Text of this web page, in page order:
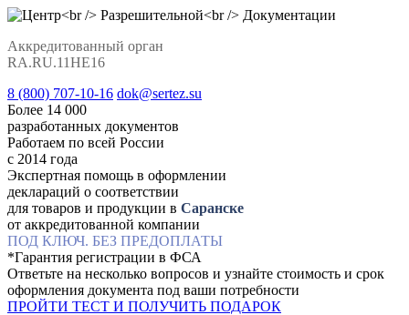
Аккредитованный орган
RA.RU.11НЕ16
8 (800) 707-10-16 dok@sertez.su
Более 14 000
разработанных документов
Работаем по всей Роcсии
с 2014 года
Экспертная помощь в оформлении
деклараций о соответствии
для товаров и продукции в Саранске
от аккредитованной компании
ПОД КЛЮЧ. БЕЗ ПРЕДОПЛАТЫ
*Гарантия регистрации в ФСА
Ответьте на несколько вопросов и узнайте стоимость и срок
оформления документа под ваши потребности
ПРОЙТИ ТЕСТ И ПОЛУЧИТЬ ПОДАРОК